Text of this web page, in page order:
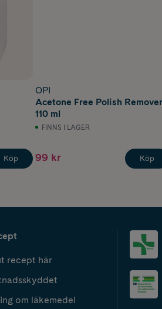
Köp
OPI
Acetone Free Polish Remover
110 ml
FINNS I LAGER
99 kr Köp
recept här
om läkemedel